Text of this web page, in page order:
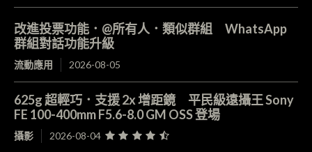
改進投票功能．@所有人．類似群組 WhatsApp
群組對話功能升級
流動應用 2026-08-05
625g 超輕巧．支援 2x 增距鏡 平民級遠攝王 Sony
FE 100-400mm F5.6-8.0 GM OSS 登場
攝影 2026-08-04